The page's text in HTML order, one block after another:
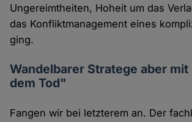
Ungereimtheiten, Hoheit um das
das Konfliktmanagement eines
ging.
Wandelbarer Stratege aber
dem Tod"
Fangen wir bei letzterem an. Der